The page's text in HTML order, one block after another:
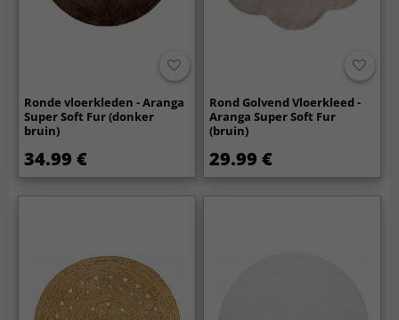
Ronde vloerkleden - Aranga
Super Soft Fur (donker
bruin)
34.99 €
Rond Golvend Vloerkleed -
Aranga Super Soft Fur
(bruin)
29.99 €